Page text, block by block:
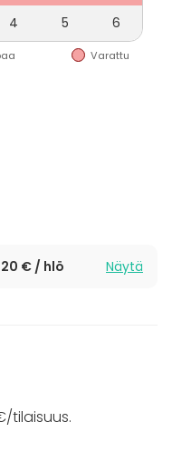
on parveke, jolta
4 5 6
Varattu
20 € / hlö Näytä
tilaisuus.